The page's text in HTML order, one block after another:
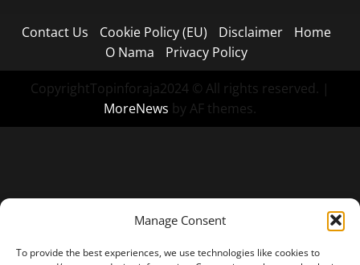
Manage Consent
To provide the best experiences, we use technologies like cookies to
Contact Us Cookie Policy (EU) Disclaimer
Home
O Nama
Privacy Policy
CopyrightTopinforaja2024 © All rights reserved. |
MoreNews by AF themes.